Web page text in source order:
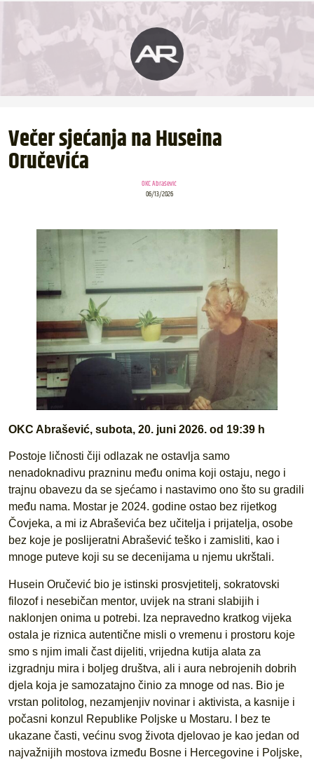
Večer sjećanja na Huseina
Oručevića
OKC Abrašević
06/13/2026
OKC Abrašević, subota, 20. juni 2026. od 19:39 h
Postoje ličnosti čiji odlazak ne ostavlja samo
nenadoknadivu prazninu među onima koji ostaju, nego i
trajnu obavezu da se sjećamo i nastavimo ono što su gradili
među nama. Mostar je 2024. godine ostao bez rijetkog
Čovjeka, a mi iz Abraševića bez učitelja i prijatelja, osobe
bez koje je poslijeratni Abrašević teško i zamisliti, kao i
mnoge puteve koji su se decenijama u njemu ukrštali.
Husein Oručević bio je istinski prosvjetitelj, sokratovski
filozof i nesebičan mentor, uvijek na strani slabijih i
naklonjen onima u potrebi. Iza nepravedno kratkog vijeka
ostala je riznica autentične misli o vremenu i prostoru koje
smo s njim imali čast dijeliti, vrijedna kutija alata za
izgradnju mira i boljeg društva, ali i aura nebrojenih dobrih
djela koja je samozatajno činio za mnoge od nas. Bio je
vrstan politolog, nezamjenjiv novinar i aktivista, a kasnije i
počasni konzul Republike Poljske u Mostaru. I bez te
ukazane časti, većinu svog života djelovao je kao jedan od
najvažnijih mostova između Bosne i Hercegovine i Poljske,